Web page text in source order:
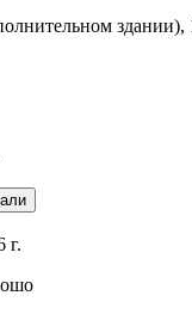
здании),
г.